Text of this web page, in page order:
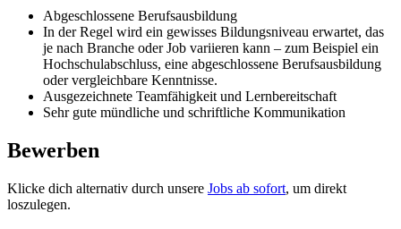
Abgeschlossene Berufsausbildung
In der Regel wird ein gewisses Bildungsniveau erwartet, das
je nach Branche oder Job variieren kann – zum Beispiel ein
Hochschulabschluss, eine abgeschlossene Berufsausbildung
oder vergleichbare Kenntnisse.
Ausgezeichnete Teamfähigkeit und Lernbereitschaft
Sehr gute mündliche und schriftliche Kommunikation
Bewerben
Klicke dich alternativ durch unsere Jobs ab sofort, um direkt
loszulegen.